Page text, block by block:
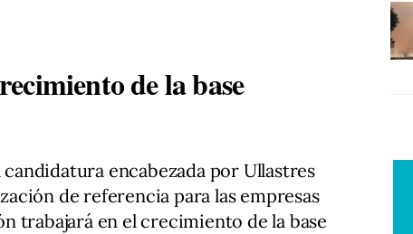
de la base
encabezada por Ullastres
de referencia para las empresas
trabajará en el crecimiento de la base